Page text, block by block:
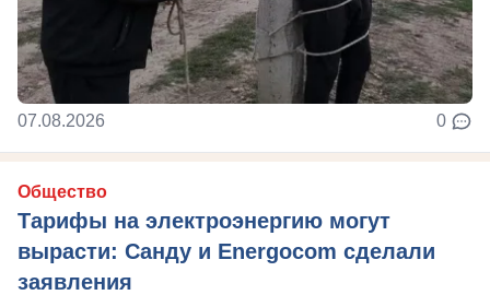
07.08.2026 0
Общество
Тарифы на электроэнергию могут
вырасти: Санду и Energocom сделали
заявления